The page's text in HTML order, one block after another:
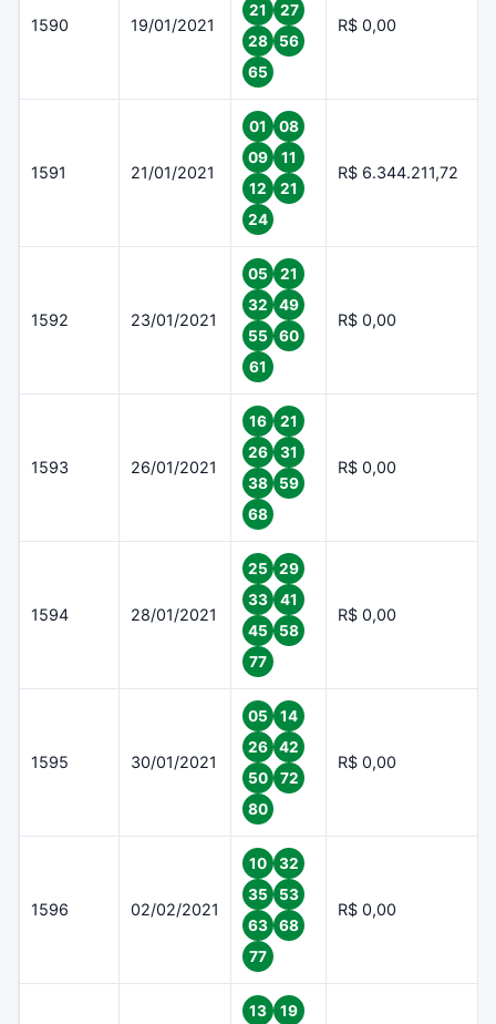
1590 19/01/2021
21
27
28
56
65
R$ 0,00
1591 21/01/2021
01
08
09
11
12
21
24
R$ 6.344.211,72
1592 23/01/2021
05
21
32
49
55
60
61
R$ 0,00
1593 26/01/2021
16
21
26
31
38
59
68
R$ 0,00
1594 28/01/2021
25
29
33
41
45
58
77
R$ 0,00
1595 30/01/2021
05
14
26
42
50
72
80
R$ 0,00
1596 02/02/2021
10
32
35
53
63
68
77
R$ 0,00
13
19